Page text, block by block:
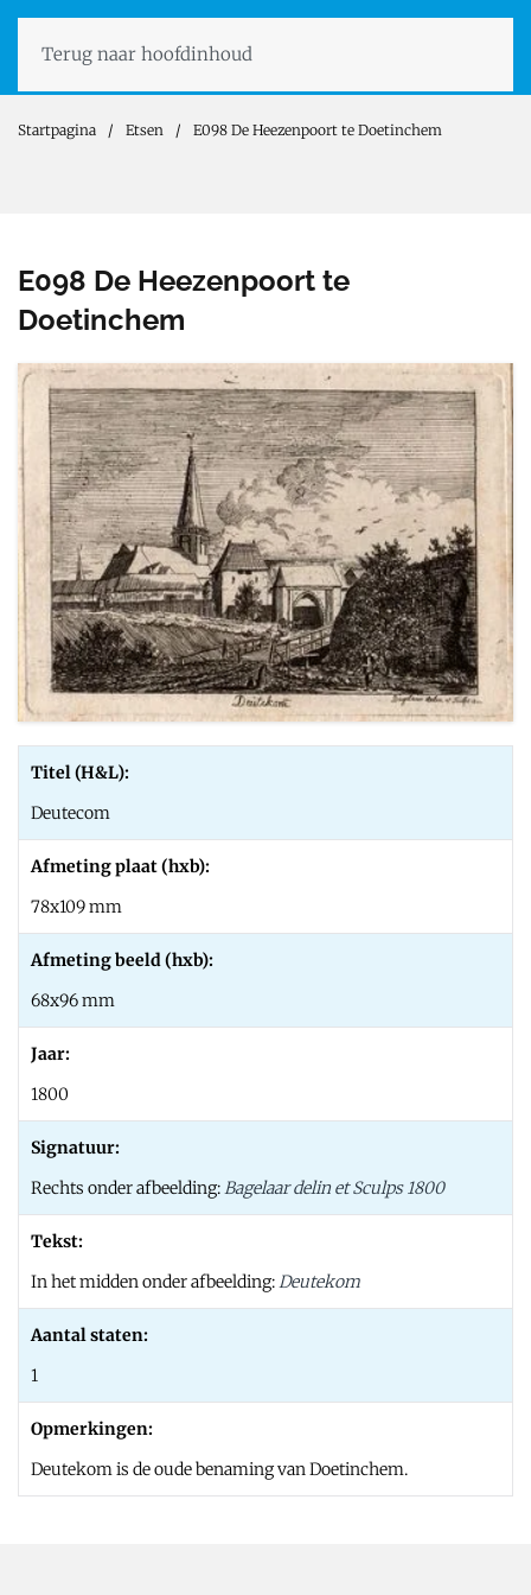
Terug naar hoofdinhoud
Startpagina Etsen E098 De Heezenpoort te Doetinchem
E098 De Heezenpoort te
Doetinchem
Titel (H&L):
Deutecom
Afmeting plaat (hxb):
78x109 mm
Afmeting beeld (hxb):
68x96 mm
Jaar:
1800
Signatuur:
Rechts onder afbeelding:Bagelaar delin et Sculps 1800
Tekst:
In het midden onder afbeelding:Deutekom
Aantal staten:
1
Opmerkingen:
Deutekom is de oude benaming van Doetinchem.